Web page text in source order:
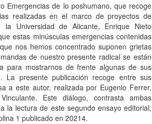
Emergencias de lo poshumano, que recoge
realizadas en el marco de proyectos de
la Universidad de Alicante, Enrique Nieto
estas minúsculas emergencias contenidas
nos hemos concentrado suponen grietas
de nuestro presente radical se están
para mostrarnos de frente algunas de sus
La presente publicación recoge entre sus
a este autor, realizada por Eugenio Ferrer,
Este diálogo, contrasta ambas
la lectura de este segundo ensayo editorial,
1 publicado en 20214.